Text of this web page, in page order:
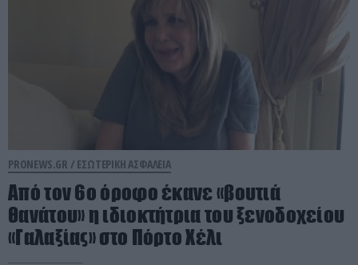
PRONEWS.GR / ΕΣΩΤΕΡΙΚΗ ΑΣΦΑΛΕΙΑ
Από τον 6ο όροφο έκανε «βουτιά
θανάτου» η ιδιοκτήτρια του ξενοδοχείου
«Γαλαξίας» στο Πόρτο Χέλι